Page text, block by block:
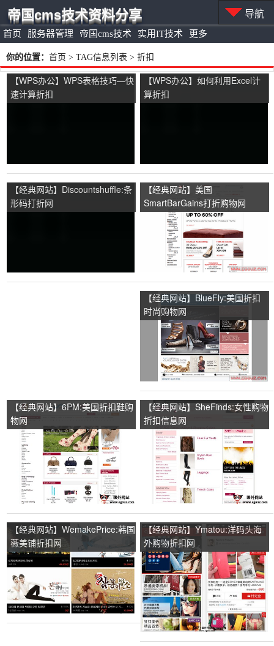
首页 服务器管理 帝国cms技术 实用IT技术 更多
帝国cms技术资料分享 导航
你的位置： 首页 > TAG信息列表 > 折扣
【WPS办公】WPS表格技巧—快
速计算折扣
【WPS办公】如何利用Excel计
算折扣
【经典网站】Discountshuffle:条
形码打折网
【经典网站】美国
SmartBarGains打折购物网
【经典网站】BlueFly:美国折扣
时尚购物网
【经典网站】6PM:美国折扣鞋购
物网
【经典网站】SheFinds:女性购物
折扣信息网
【经典网站】WemakePrice:韩国
薇美铺折扣网
【经典网站】Ymatou:洋码头海
外购物折扣网